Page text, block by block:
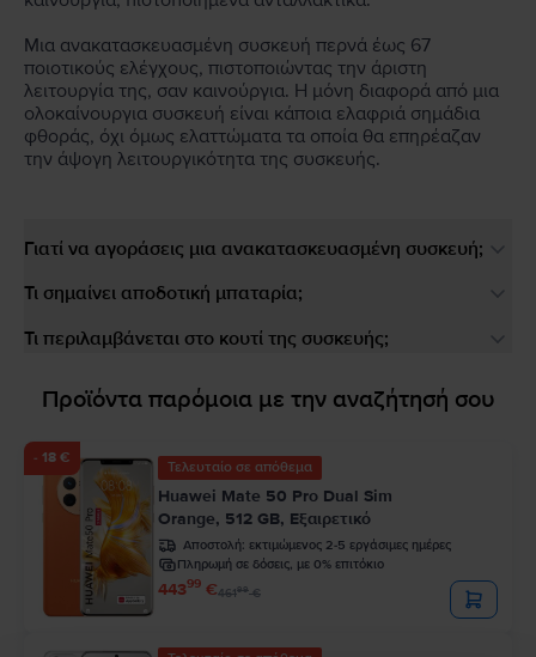
Μια ανακατασκευασμένη συσκευή περνά έως 67
ποιοτικούς ελέγχους, πιστοποιώντας την άριστη
λειτουργία της, σαν καινούργια. Η μόνη διαφορά από μια
ολοκαίνουργια συσκευή είναι κάποια ελαφριά σημάδια
φθοράς, όχι όμως ελαττώματα τα οποία θα επηρέαζαν
την άψογη λειτουργικότητα της συσκευής.
Γιατί να αγοράσεις μια ανακατασκευασμένη συσκευή;
Τι σημαίνει αποδοτική μπαταρία;
Τι περιλαμβάνεται στο κουτί της συσκευής;
Προϊόντα παρόμοια με την αναζήτησή σου
- 18 €
Τελευταίο σε απόθεμα
Huawei Mate 50 Pro Dual Sim
Orange, 512 GB, Εξαιρετικό
Αποστολή: εκτιμώμενος 2-5 εργάσιμες ημέρες
Πληρωμή σε δόσεις, με 0% επιτόκιο
44399 €46199€